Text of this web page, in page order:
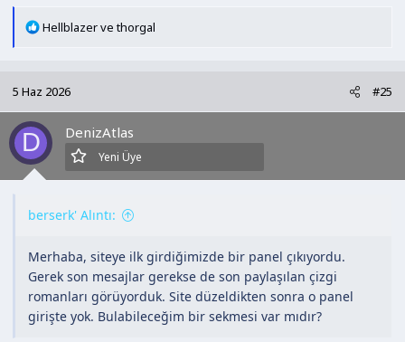
T
l
e
r
Hellblazervethorgal
5 Haz 2026 #25
D DenizAtlas
Yeni Üye
berserk' Alıntı:
Merhaba, siteye ilk girdiğimizde bir panel çıkıyordu.
Gerek son mesajlar gerekse de son paylaşılan çizgi
romanları görüyorduk. Site düzeldikten sonra o panel
girişte yok. Bulabileceğim bir sekmesi var mıdır?